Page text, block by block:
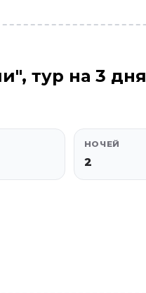
тур на 3 дня
НОЧЕЙ
2